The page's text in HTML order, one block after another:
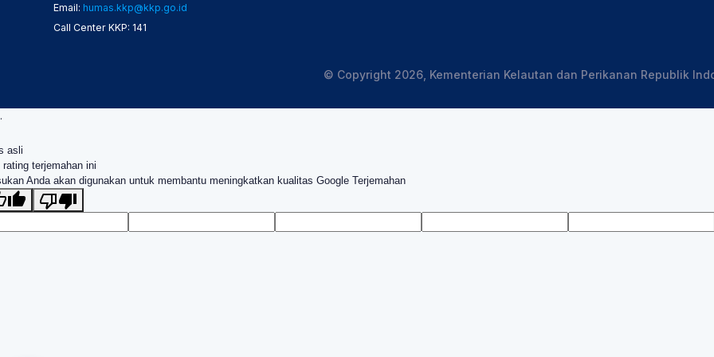
Email: humas.kkp@kkp.go.id
Call Center KKP: 141
© Copyright 2026, Kementerian Kelautan dan Perikanan Republik
.
asli
rating terjemahan ini
Anda akan digunakan untuk membantu meningkatkan kualitas Google Terjemahan